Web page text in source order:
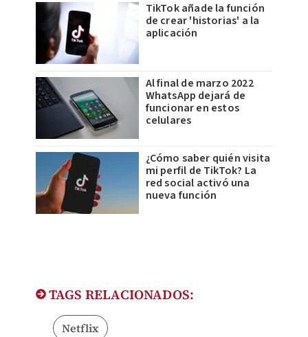
TikTok añade la función
de crear 'historias' a la
aplicación
Al final de marzo 2022
WhatsApp dejará de
funcionar en estos
celulares
¿Cómo saber quién visita
mi perfil de TikTok? La
red social activó una
nueva función
TAGS RELACIONADOS:
Netflix